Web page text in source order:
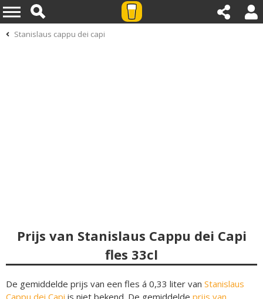
Stanislaus cappu dei capi
Prijs van Stanislaus Cappu dei Capi
fles 33cl
De gemiddelde prijs van een fles á 0,33 liter van Stanislaus
Cappu dei Capi is niet bekend. De gemiddelde prijs van